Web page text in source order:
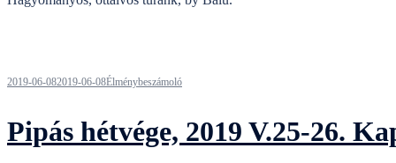
2019-06-082019-06-08Élménybeszámoló
Pipás hétvége, 2019 V.25-26.